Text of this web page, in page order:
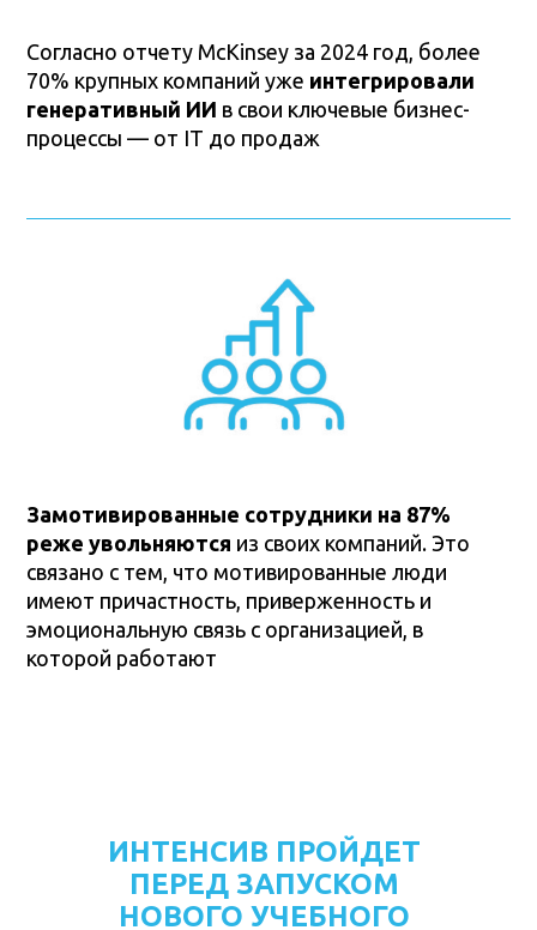
Согласно отчету McKinsey за 2024 год, более
70% крупных компаний уже интегрировали
генеративный ИИ в свои ключевые бизнес-
процессы — от IT до продаж
Замотивированные сотрудники на 87%
реже увольняются из своих компаний. Это
связано с тем, что мотивированные люди
имеют причастность, приверженность и
эмоциональную связь с организацией, в
которой работают
ИНТЕНСИВ ПРОЙДЕТ
ПЕРЕД ЗАПУСКОМ
НОВОГО УЧЕБНОГО